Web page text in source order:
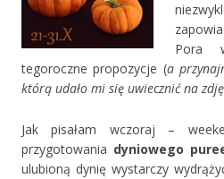
Pora
tegoroczne propozycje (a
którą udało mi się uwiecznić na
Jak pisałam wczoraj –
przygotowania dyniowego
ulubioną dynię wystarczy